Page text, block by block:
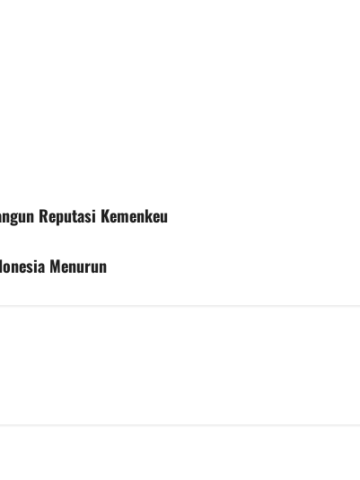
Reputasi Kemenkeu
Menurun